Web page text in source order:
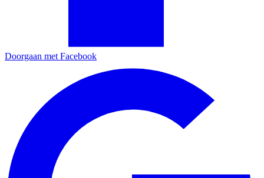
Doorgaan met Facebook